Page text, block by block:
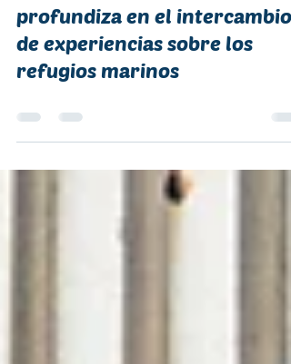
27 nov 2024 0 min de lectura
Plataforma Costera:
Encuentro internacional
profundiza en el intercambio
de experiencias sobre los
refugios marinos